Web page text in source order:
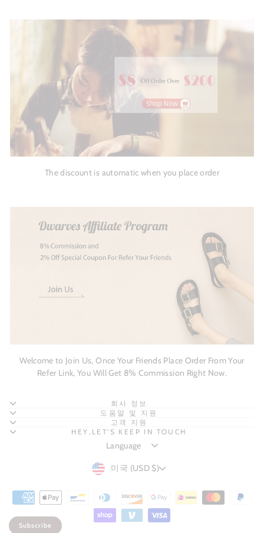
The discount is automatic when you place order
Welcome to Join Us, Once Your Friends Place Order From Your
Refer Link, You Will Get 8% Commission Right Now.
회사 정보
도움말 및 지원
고객 지원
HEY,LET'S KEEP IN TOUCH
CURRENCY
미국 (USD $)
Subscribe